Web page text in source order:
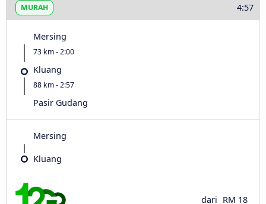
MURAH 4:57
Mersing
73 km - 2:00
Kluang
88 km - 2:57
Pasir Gudang
Mersing
Kluang
dari RM 18